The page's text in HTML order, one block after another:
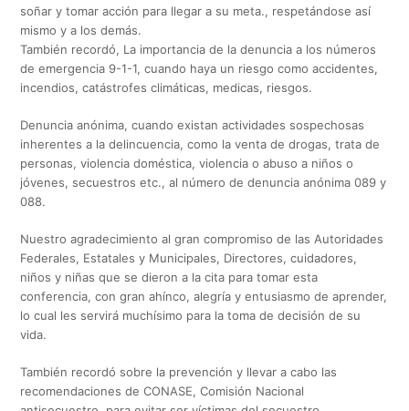
soñar y tomar acción para llegar a su meta., respetándose así
mismo y a los demás.
También recordó, La importancia de la denuncia a los números
de emergencia 9-1-1, cuando haya un riesgo como accidentes,
incendios, catástrofes climáticas, medicas, riesgos.
Denuncia anónima, cuando existan actividades sospechosas
inherentes a la delincuencia, como la venta de drogas, trata de
personas, violencia doméstica, violencia o abuso a niños o
jóvenes, secuestros etc., al número de denuncia anónima 089 y
088.
Nuestro agradecimiento al gran compromiso de las Autoridades
Federales, Estatales y Municipales, Directores, cuidadores,
niños y niñas que se dieron a la cita para tomar esta
conferencia, con gran ahínco, alegría y entusiasmo de aprender,
lo cual les servirá muchísimo para la toma de decisión de su
vida.
También recordó sobre la prevención y llevar a cabo las
recomendaciones de CONASE, Comisión Nacional